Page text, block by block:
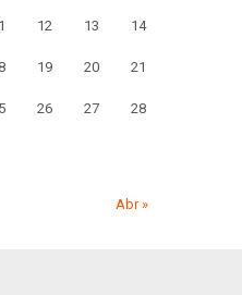
12 13 14
19 20 21
26 27 28
Abr »